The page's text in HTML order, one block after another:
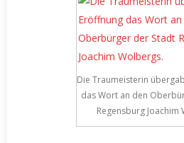
Die Traumeisterin
das Wort an den
Regensburg Joachim